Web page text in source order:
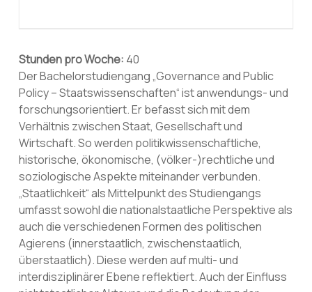
Stunden pro Woche: 40
Der Bachelorstudiengang „Governance and Public
Policy – Staatswissenschaften“ ist anwendungs- und
forschungsorientiert. Er befasst sich mit dem
Verhältnis zwischen Staat, Gesellschaft und
Wirtschaft. So werden politikwissenschaftliche,
historische, ökonomische, (völker-)rechtliche und
soziologische Aspekte miteinander verbunden.
„Staatlichkeit“ als Mittelpunkt des Studiengangs
umfasst sowohl die nationalstaatliche Perspektive als
auch die verschiedenen Formen des politischen
Agierens (innerstaatlich, zwischenstaatlich,
überstaatlich). Diese werden auf multi- und
interdisziplinärer Ebene reflektiert. Auch der Einfluss